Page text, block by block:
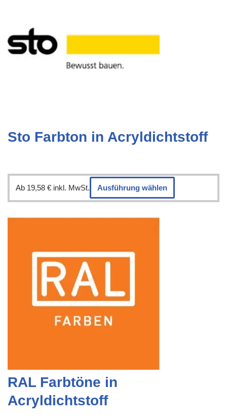
Sto Farbton in Acryldichtstoff
Ab 19,58 € inkl. MwSt. Ausführung wählen
RAL Farbtöne in
Acryldichtstoff